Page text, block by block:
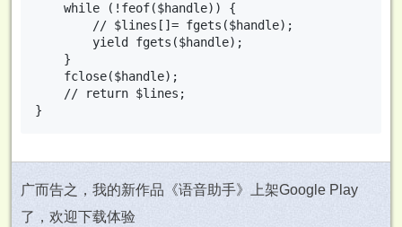
    while (!feof($handle)) {
        // $lines[]= fgets($handle);
        yield fgets($handle);
    }
    fclose($handle);
    // return $lines;
广而告之，我的新作品《语音助手》上架Google Play
了，欢迎下载体验